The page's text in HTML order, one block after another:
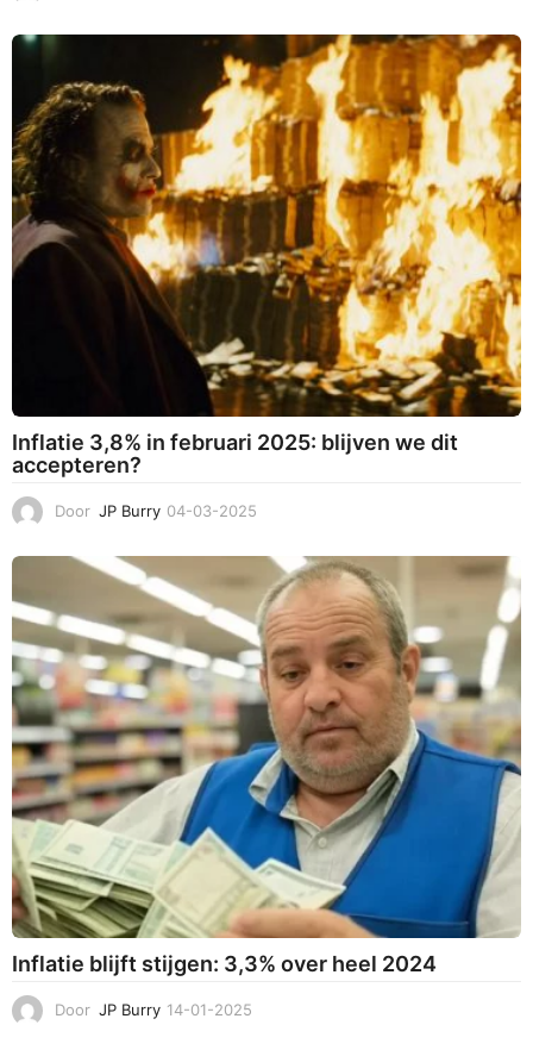
-
3
-
2
0
2
5
Inflatie 3,8% in februari 2025: blijven we dit
accepteren?
Door JP Burry 04-03-2025
-
3
-
2
0
2
Inflatie blijft stijgen: 3,3% over heel 2024
Door JP Burry 14-01-2025